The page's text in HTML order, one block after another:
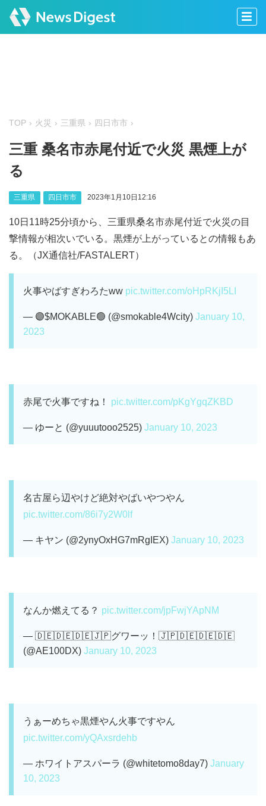
TOP 火災 三重県 四日市市
三重 桑名市赤尾付近で火災 黒煙上が
る
三重県 四日市市 2023年1月10日12:16
10日11時25分頃から、三重県桑名市赤尾付近で火災の目
撃情報が相次いでいる。黒煙が上がっているとの情報もあ
る。（JX通信社/FASTALERT）
火事やばすぎわろたww pic.twitter.com/oHpRKjI5LI
— 🟣$MOKABLE🟢 (@smokable4Wcity) January 10,
2023
赤尾で火事ですね！ pic.twitter.com/pKgYgqZKBD
— ゆーと (@yuuutooo2525) January 10, 2023
名古屋ら辺やけど絶対やばいやつやん
pic.twitter.com/86i7y2W0lf
— キヤン (@2ynyOxHG7mRgIEX) January 10, 2023
なんか燃えてる？ pic.twitter.com/jpFwjYApNM
— 🇩🇪🇩🇪🇩🇪🇯🇵グワーッ！🇯🇵🇩🇪🇩🇪🇩🇪
(@AE100DX) January 10, 2023
うぁーめちゃ黒煙やん火事ですやん
pic.twitter.com/yQAxsrdehb
— ホワイトアスパーラ (@whitetomo8day7) January
10, 2023